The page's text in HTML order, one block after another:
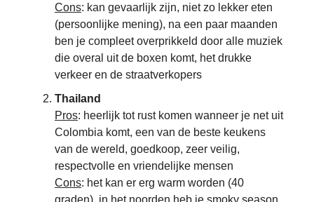
Cons: kan gevaarlijk zijn, niet zo lekker eten
(persoonlijke mening), na een paar maanden
ben je compleet overprikkeld door alle muziek
die overal uit de boxen komt, het drukke
verkeer en de straatverkopers
Thailand
Pros: heerlijk tot rust komen wanneer je net uit
Colombia komt, een van de beste keukens
van de wereld, goedkoop, zeer veilig,
respectvolle en vriendelijke mensen
Cons: het kan er erg warm worden (40
graden), in het noorden heb je smoky season